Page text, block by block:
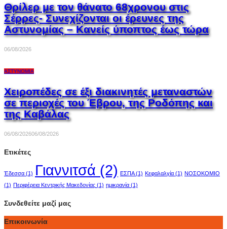
Θρίλερ με τον θάνατο 68χρονου στις
Σέρρες- Συνεχίζονται οι έρευνες της
Αστυνομίας – Κανείς ύποπτος έως τώρα
06/08/2026
ΑΣΤΥΝΟΜΊΑ
Χειροπέδες σε έξι διακινητές μεταναστών
σε περιοχές του Έβρου, της Ροδόπης και
της Καβάλας
06/08/202606/08/2026
Ετικέτες
Έδεσσα (1) Γιαννιτσά (2) ΕΣΠΑ(1) Κεφαλαλγία (1) ΝΟΣΟΚΟΜΙΟ
(1) Περιφέρεια Κεντρικής Μακεδονίας (1) ημικρανία (1)
Συνδεθείτε μαζί μας
Επικοινωνία